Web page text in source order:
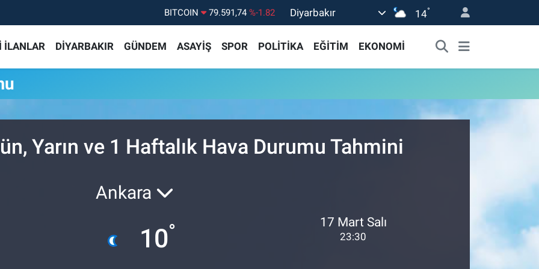
BITCOIN 79.591,74 %-1.82
G.ALTIN
BİST100 14.598,00 %0
Diyarbakır 14°
İLANLAR DİYARBAKIR GÜNDEM ASAYİŞ SPOR POLİTİKA EĞİTİM EKONOMİ
Yarın ve 1 Haftalık Hava Durumu Tahmini
Ankara
10° 17 Mart Salı
23:30